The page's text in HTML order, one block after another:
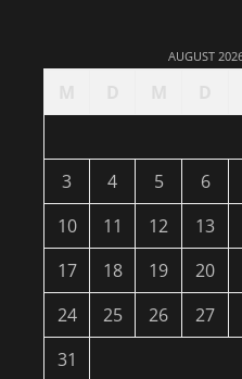
AUGUST
3
4 5 6
10
11 12 13
17
18 19 20
24
25 26 27
31